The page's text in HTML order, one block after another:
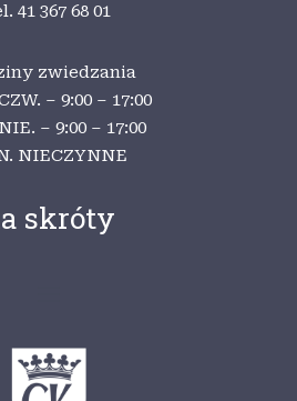
41 367 68 01
zwiedzania
– 9:00 – 17:00
– 9:00 – 17:00
NIECZYNNE
skróty